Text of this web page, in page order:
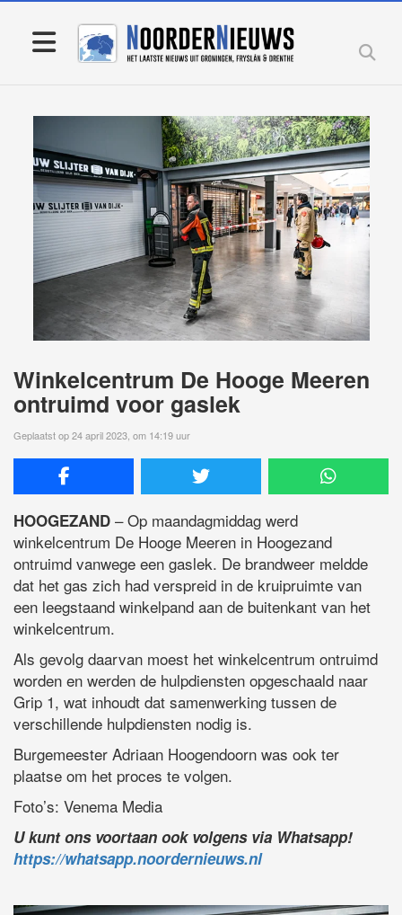
Winkelcentrum De Hooge Meeren
ontruimd voor gaslek
Geplaatst op 24 april 2023, om 14:19 uur
HOOGEZAND – Op maandagmiddag werd
winkelcentrum De Hooge Meeren in Hoogezand
ontruimd vanwege een gaslek. De brandweer meldde
dat het gas zich had verspreid in de kruipruimte van
een leegstaand winkelpand aan de buitenkant van het
winkelcentrum.
Als gevolg daarvan moest het winkelcentrum ontruimd
worden en werden de hulpdiensten opgeschaald naar
Grip 1, wat inhoudt dat samenwerking tussen de
verschillende hulpdiensten nodig is.
Burgemeester Adriaan Hoogendoorn was ook ter
plaatse om het proces te volgen.
Foto’s: Venema Media
U kunt ons voortaan ook volgens via Whatsapp!
https://whatsapp.noordernieuws.nl